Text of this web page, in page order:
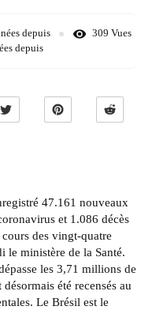
depuis
309 Vues
depuis
47.161 nouveaux
et 1.086 décès
des vingt-quatre
le ministère de la Santé.
les 3,71 millions de
été recensés au
Le Brésil est le